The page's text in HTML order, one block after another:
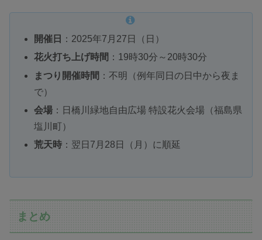
開催日
：2025年7月27日（日）
花火打ち上げ時間 ：19時30分～20時30分
まつり開催時間 ：不明（例年同日の日中から夜ま
で）
会場 ：日橋川緑地自由広場 特設花火会場（福島県
塩川町）
荒天時 ：翌日7月28日（月）に順延
まとめ